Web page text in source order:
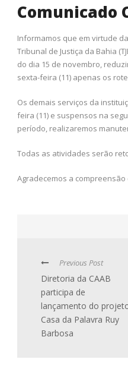
Comunicado
Informamos que em virtude
Tribunal de Justiça da Bahia
do dia 15 de novembro,
sexta-feira (11) apenas os
Os demais serviços da
feira (11) e suspensos na
período, realizaremos
Todas as atividades serão
Agradecemos a compreensão
Previous Post
Diretoria da CAAB
participa de
lançamento do
Casa da Palavra Ruy
Barbosa